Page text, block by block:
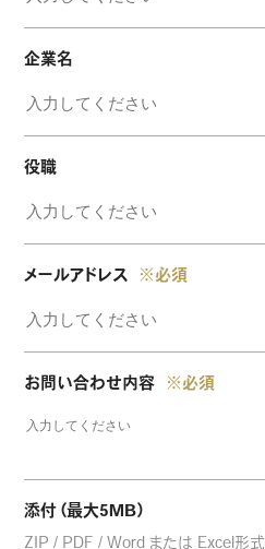
企業名
役職
メールアドレス ※必須
お問い合わせ内容 ※必須
添付（最大5MB）
ZIP / PDF / Word または Excel形式